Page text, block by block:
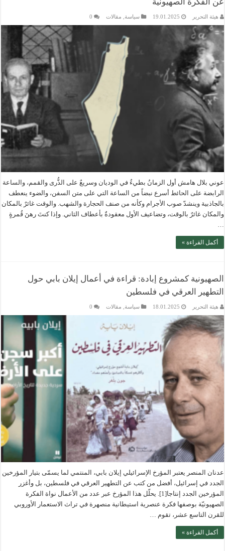
هيئة التحرير 19.01.2025 سياسة مقالات 0
عوني بلال هامش أول الزمانُ بطيءٌ في الوديان وسريعٌ على الذُّرى والقمم، والساعة
الرابضة على الحائط أسرع نبضاً من الساعة التي على متن السفن، والضوء ينعطف
بالجاذبية وينشدّ صوب الأجرام وكأنه من صنف الحجارة والشهب. والوقت غائرٌ بالمكان
والمكان غائرٌ بالوقت، وتضاعيف الأول معقودةٌ بأعطاف الثاني. وإذا كنتَ رهنَ قُمرةٍ
…
أكمل القراءة »
الصهيونية كمشروع إبادة: قراءة في أعمال إيلان بابي حول
التطهير العرقي في فلسطين
هيئة التحرير 18.01.2025 سياسة مقالات 0
عدنان المنصر يعتبر المؤرخ الإسرائيلي إيلان بابي، المنتمي لما يسمّى بتيار المؤرخين
الجدد في إسرائيل، أفضل من كتب عن التطهير العرقي في فلسطين، بل وأغزر
المؤرخين الجدد إنتاجا[1]. يحلّل هذا المؤرخ عبر عدد من الأعمال نواة الفكرة
الصهيونيّة بوصفها فكرة عنصرية استيطانية منصهرة في تراث الاستعمار الأوروبي
للقرن التاسع عشر، تقوم …
أكمل القراءة »